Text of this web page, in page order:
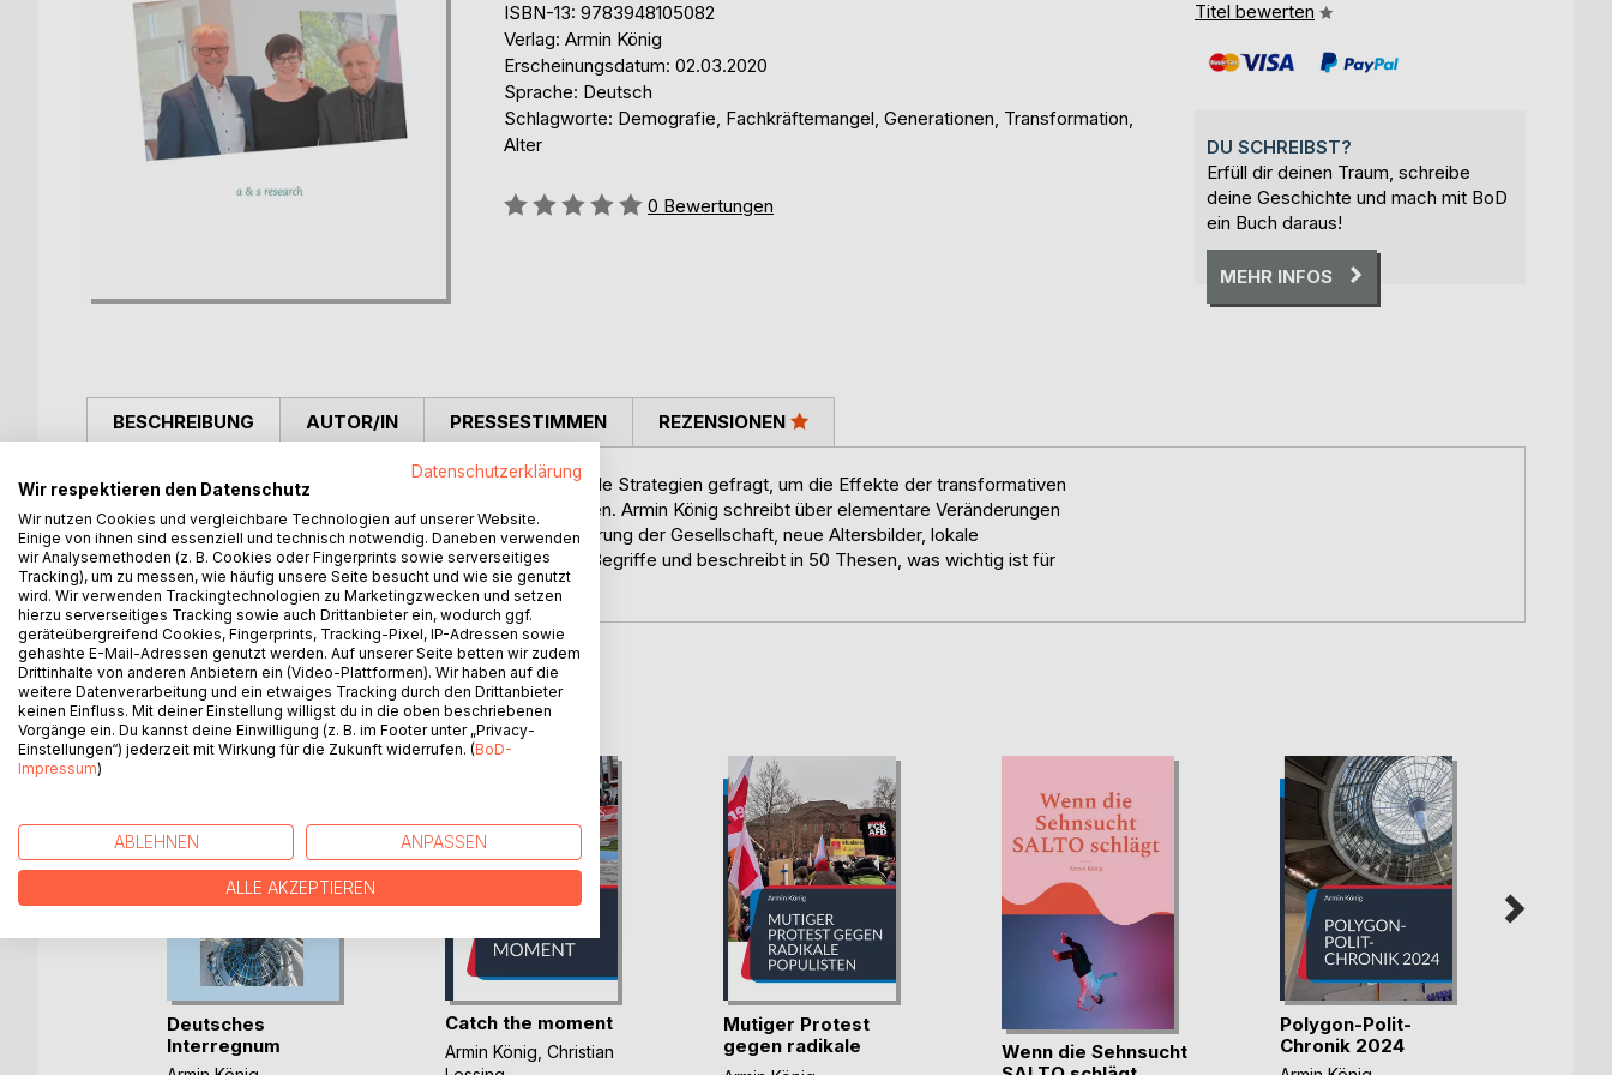
ISBN-13: 9783948105082
Verlag: Armin König
Erscheinungsdatum: 02.03.2020
Sprache: Deutsch
Schlagworte: Demografie, Fachkräftemangel, Generationen, Transformation,
Alter
Bewertung::
0 Bewertungen
Titel bewerten
DU SCHREIBST?
Erfüll dir deinen Traum, schreibe
deine Geschichte und mach mit BoD
ein Buch daraus!
MEHR INFOS
BESCHREIBUNG
Demografie ist im Alltag angekommen. Nun sind praktikable Strategien gefragt, um die Effekte der transformativen
Macht des demografischen Wandels bewältigen zu können. Armin König schreibt über elementare Veränderungen
und Strukturbrüche, Fachkräftemangel, Migration, die Alterung der Gesellschaft, neue Altersbilder, lokale
Zukunftsprojekte mit Zivilgesellschaft, erläutert wichtige Begriffe und beschreibt in 50 Thesen, was wichtig ist für
Politik und Wirtschaft.
AUTOR/IN PRESSESTIMMEN REZENSIONEN
WEITERE TITEL BEIBoD
Deutsches
Interregnum
Catch the moment
Armin König Christian
Mutiger Protest
gegen radikale
Pop(...)
Wenn die Sehnsucht
Polygon-Polit-
Chronik 2024
Datenschutzerklärung
Wir respektieren den Datenschutz
Wir nutzen Cookies und vergleichbare Technologien auf unserer Website.
Einige von ihnen sind essenziell und technisch notwendig. Daneben verwenden
wir Analysemethoden (z. B. Cookies oder Fingerprints sowie serverseitiges
Tracking), um zu messen, wie häufig unsere Seite besucht und wie sie genutzt
wird. Wir verwenden Trackingtechnologien zu Marketingzwecken und setzen
hierzu serverseitiges Tracking sowie auch Drittanbieter ein, wodurch ggf.
geräteübergreifend Cookies, Fingerprints, Tracking-Pixel, IP-Adressen sowie
gehashte E-Mail-Adressen genutzt werden. Auf unserer Seite betten wir zudem
Drittinhalte von anderen Anbietern ein (Video-Plattformen). Wir haben auf die
weitere Datenverarbeitung und ein etwaiges Tracking durch den Drittanbieter
keinen Einfluss. Mit deiner Einstellung willigst du in die oben beschriebenen
Vorgänge ein. Du kannst deine Einwilligung (z. B. im Footer unter „Privacy-
Einstellungen“) jederzeit mit Wirkung für die Zukunft widerrufen. (BoD-
Impressum)
ABLEHNEN ANPASSEN
ALLE AKZEPTIEREN